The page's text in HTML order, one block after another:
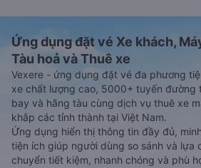
Ứng dụng đặt vé Xe khách,
Tàu hoả và Thuê xe
Vexere - ứng dụng đặt vé đa phương
xe chất lượng cao, 5000+ tuyến đường
bay và hãng tàu cùng dịch vụ thuê xe
khắp các tỉnh thành tại Việt Nam.
Ứng dụng hiển thị thông tin đầy đủ,
tiện ích giúp người dùng so sánh và lựa
chuyển tiết kiệm, nhanh chóng và phù